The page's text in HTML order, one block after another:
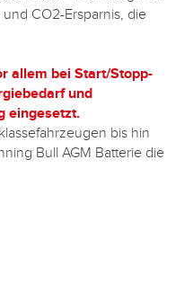
CO2-Ersparnis, die
allem bei Start/Stopp-
und
eingesetzt.
bis hin
Bull AGM Batterie die